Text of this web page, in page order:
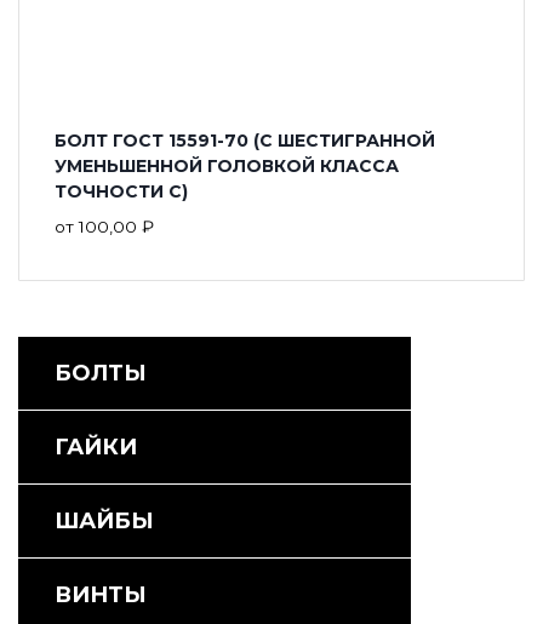
БОЛТ ГОСТ 15591-70 (С ШЕСТИГРАННОЙ
УМЕНЬШЕННОЙ ГОЛОВКОЙ КЛАССА
ТОЧНОСТИ С)
от100,00 ₽
БОЛТЫ
ГАЙКИ
ШАЙБЫ
ВИНТЫ